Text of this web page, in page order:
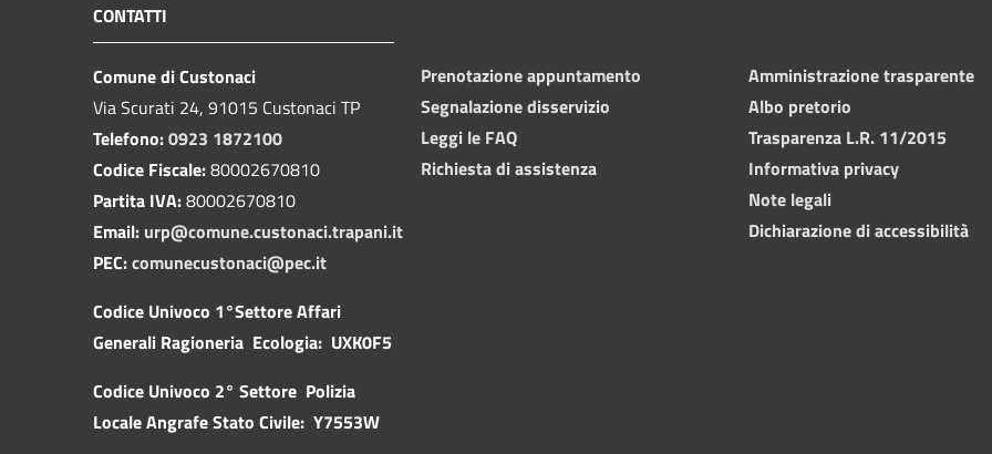
CONTATTI
Comune di Custonaci
Via Scurati 24, 91015 Custonaci TP
Telefono:0923 1872100
Codice Fiscale:80002670810
Partita IVA:80002670810
Email: urp@comune.custonaci.trapani.it
PEC:comunecustonaci@pec.it
Codice Univoco 1°Settore Affari
Generali Ragioneria Ecologia: UXK0F5
Codice Univoco 2° Settore Polizia
Locale Angrafe Stato Civile: Y7553W
Prenotazione appuntamento
Segnalazione disservizio
Leggi le FAQ
Richiesta di assistenza
Amministrazione trasparente
Albo pretorio
Trasparenza L.R. 11/2015
Informativa privacy
Note legali
Dichiarazione di accessibilità